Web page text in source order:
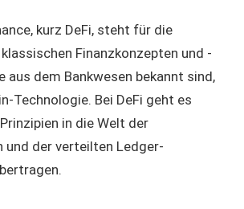
kurz DeFi, steht für die
Finanzkonzepten und -
aus dem Bankwesen bekannt sind,
Technologie. Bei DeFi geht es
in die Welt der
und der verteilten Ledger-